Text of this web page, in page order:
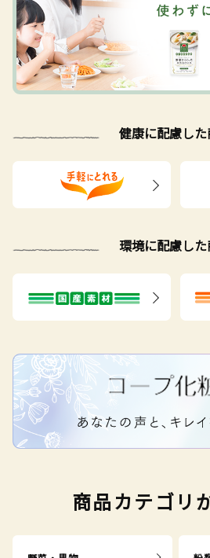
健康に配慮し
環境に配慮し
商品カテゴリ